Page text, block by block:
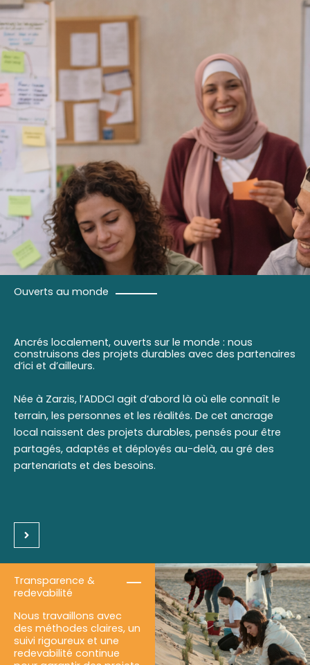
Ouverts au monde
Ancrés localement, ouverts sur le monde : nous
construisons des projets durables avec des partenaires
d’ici et d’ailleurs.
Née à Zarzis, l’ADDCI agit d’abord là où elle connaît le
terrain, les personnes et les réalités. De cet ancrage
local naissent des projets durables, pensés pour être
partagés, adaptés et déployés au-delà, au gré des
partenariats et des besoins.
Transparence &
redevabilité
Nous travaillons avec
des méthodes claires, un
suivi rigoureux et une
redevabilité continue